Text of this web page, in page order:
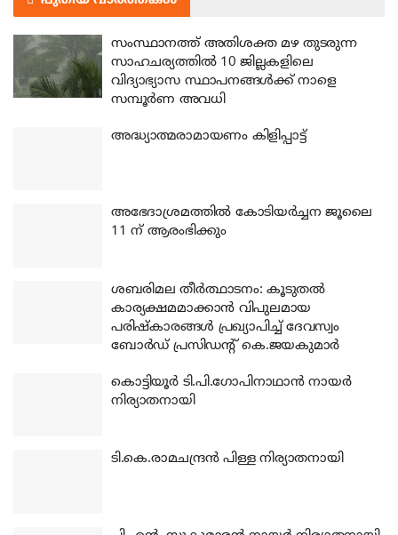
സംസ്ഥാനത്ത് അതിശക്ത മഴ തുടരുന്ന
സാഹചര്യത്തിൽ 10 ജില്ലകളിലെ
വിദ്യാഭ്യാസ സ്ഥാപനങ്ങൾക്ക് നാളെ
സമ്പൂർണ അവധി
അദ്ധ്യാത്മരാമായണം കിളിപ്പാട്ട്
അഭേദാശ്രമത്തില്‍ കോടിയര്‍ച്ചന ജൂലൈ
11 ന് ആരംഭിക്കും
ശബരിമല തീര്‍ത്ഥാടനം: കൂടുതല്‍
കാര്യക്ഷമമാക്കാന്‍ വിപുലമായ
പരിഷ്‌കാരങ്ങള്‍ പ്രഖ്യാപിച്ച് ദേവസ്വം
ബോര്‍ഡ് പ്രസിഡന്റ് കെ.ജയകുമാര്‍
കൊട്ടിയൂര്‍ ടി.പി.ഗോപിനാഥാന്‍ നായര്‍
നിര്യാതനായി
ടി.കെ.രാമചന്ദ്രന്‍ പിള്ള നിര്യാതനായി